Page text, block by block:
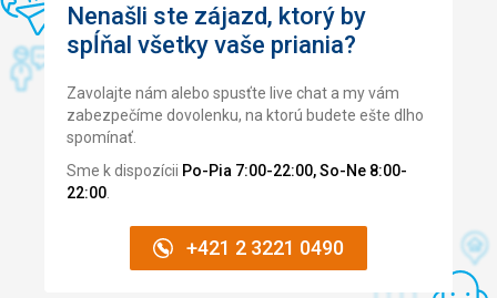
Nenašli ste zájazd, ktorý by
spĺňal všetky vaše priania?
Zavolajte nám alebo spusťte live chat a my vám
zabezpečíme dovolenku, na ktorú budete ešte dlho
spomínať.
Sme k dispozícii Po-Pia 7:00-22:00, So-Ne 8:00-
22:00
+421 2 3221 0490